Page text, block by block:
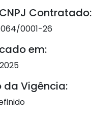
Contratado:
0001-26
em:
da Vigência: